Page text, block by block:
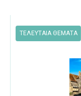
ΤΕΛΕΥΤΑΙΑ ΘΕΜΑΤΑ